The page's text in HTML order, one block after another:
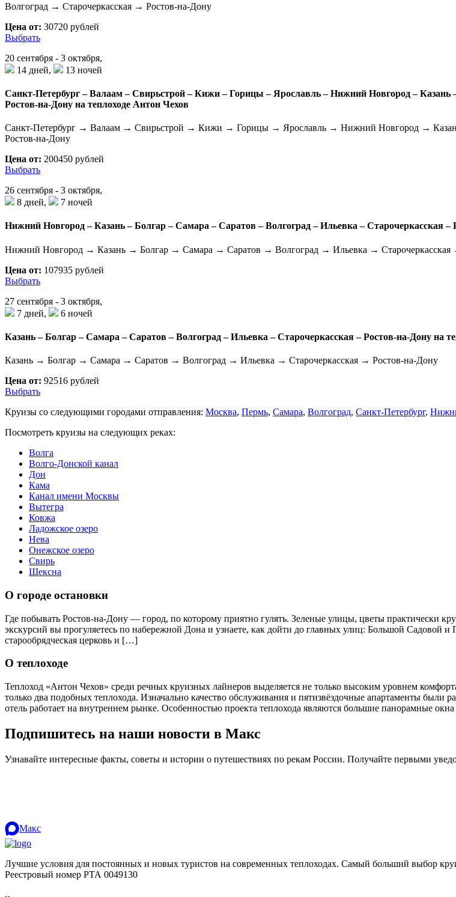
Волгоград → Старочеркасская → Ростов-на-Дону
Цена от: 30720 рублей
Выбрать
20 сентября - 3 октября,
14 дней,
13 ночей
Санкт-Петербург – Валаам – Свирьстрой – Кижи – Горицы – Ярославль – Нижний Новгород – Казань
Ростов-на-Дону на теплоходе Антон Чехов
Санкт-Петербург → Валаам → Свирьстрой → Кижи → Горицы → Ярославль → Нижний Новгород →
Ростов-на-Дону
Цена от: 200450 рублей
Выбрать
26 сентября - 3 октября,
8 дней,
7 ночей
Нижний Новгород – Казань – Болгар – Самара – Саратов – Волгоград – Ильевка – Старочеркасская –
Нижний Новгород → Казань → Болгар → Самара → Саратов → Волгоград → Ильевка → Старочеркасская
Цена от: 107935 рублей
Выбрать
27 сентября - 3 октября,
7 дней,
6 ночей
Казань – Болгар – Самара – Саратов – Волгоград – Ильевка – Старочеркасская – Ростов-на-Дону на
Казань → Болгар → Самара → Саратов → Волгоград → Ильевка → Старочеркасская → Ростов-на-Дону
Цена от: 92516 рублей
Выбрать
Круизы со следующими городами отправления: Москва, Пермь, Самара, Волгоград, Санкт-Петербург,
Посмотреть круизы на следующих реках:
Волга
Волго-Донской канал
Дон
Кама
Канал имени Москвы
Вытегра
Ковжа
Ладожское озеро
Нева
Онежское озеро
Свирь
Шексна
О городе остановки
Где побывать Ростов-на-Дону — город, по которому приятно гулять. Зеленые улицы, цветы практически
экскурсий вы прогуляетесь по набережной Дона и узнаете, как дойти до главных улиц: Большой Садовой
старообрядческая церковь и […]
О теплоходе
Теплоход «Антон Чехов» среди речных круизных лайнеров выделяется не только высоким уровнем
только два подобных теплохода. Изначально качество обслуживания и пятизвёздочные апартаменты
отель работает на внутреннем рынке. Особенностью проекта теплохода являются большие панорамные
Подпишитесь на наши новости в Макс
Узнавайте интересные факты, советы и истории о путешествиях по рекам России. Получайте первыми
Макс
Лучшие условия для постоянных и новых туристов на современных теплоходах. Самый больший выбор
Реестровый номер РТА 0049130